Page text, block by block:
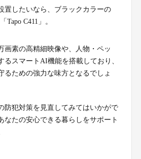
置したいなら、ブラックカラーの
Tapo C411」。
画素の高精細映像や、人物・ペッ
るスマートAI機能を搭載しており、
るための強力な味方となるでしょ
防犯対策を見直してみてはいかがで
なたの安心できる暮らしをサポート